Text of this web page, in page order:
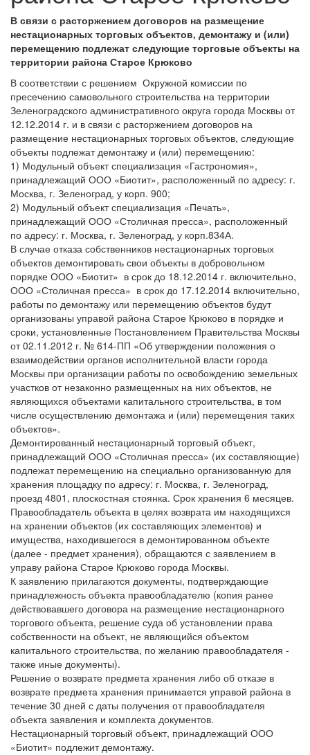
В связи с расторжением договоров на размещение
нестационарных торговых объектов, демонтажу и (или)
перемещению подлежат следующие торговые объекты на
территории района Старое Крюково
В соответствии с решением Окружной комиссии по
пресечению самовольного строительства на территории
Зеленоградского административного округа города Москвы от
12.12.2014 г. и в связи с расторжением договоров на
размещение нестационарных торговых объектов, следующие
объекты подлежат демонтажу и (или) перемещению:
1) Модульный объект специализация «Гастрономия»,
принадлежащий ООО «Биотит», расположенный по адресу: г.
Москва, г. Зеленоград, у корп. 900;
2) Модульный объект специализация «Печать»,
принадлежащий ООО «Столичная пресса», расположенный
по адресу: г. Москва, г. Зеленоград, у корп.834А.
В случае отказа собственников нестационарных торговых
объектов демонтировать свои объекты в добровольном
порядке ООО «Биотит» в срок до 18.12.2014 г. включительно,
ООО «Столичная пресса» в срок до 17.12.2014 включительно,
работы по демонтажу или перемещению объектов будут
организованы управой района Старое Крюково в порядке и
сроки, установленные Постановлением Правительства Москвы
от 02.11.2012 г. № 614-ПП «Об утверждении положения о
взаимодействии органов исполнительной власти города
Москвы при организации работы по освобождению земельных
участков от незаконно размещенных на них объектов, не
являющихся объектами капитального строительства, в том
числе осуществлению демонтажа и (или) перемещения таких
объектов».
Демонтированный нестационарный торговый объект,
принадлежащий ООО «Столичная пресса» (их составляющие)
подлежат перемещению на специально организованную для
хранения площадку по адресу: г. Москва, г. Зеленоград,
проезд 4801, плоскостная стоянка. Срок хранения 6 месяцев.
Правообладатель объекта в целях возврата им находящихся
на хранении объектов (их составляющих элементов) и
имущества, находившегося в демонтированном объекте
(далее - предмет хранения), обращаются с заявлением в
управу района Старое Крюково города Москвы.
К заявлению прилагаются документы, подтверждающие
принадлежность объекта правообладателю (копия ранее
действовавшего договора на размещение нестационарного
торгового объекта, решение суда об установлении права
собственности на объект, не являющийся объектом
капитального строительства, по желанию правообладателя -
также иные документы).
Решение о возврате предмета хранения либо об отказе в
возврате предмета хранения принимается управой района в
течение 30 дней с даты получения от правообладателя
объекта заявления и комплекта документов.
Нестационарный торговый объект, принадлежащий ООО
«Биотит» подлежит демонтажу.